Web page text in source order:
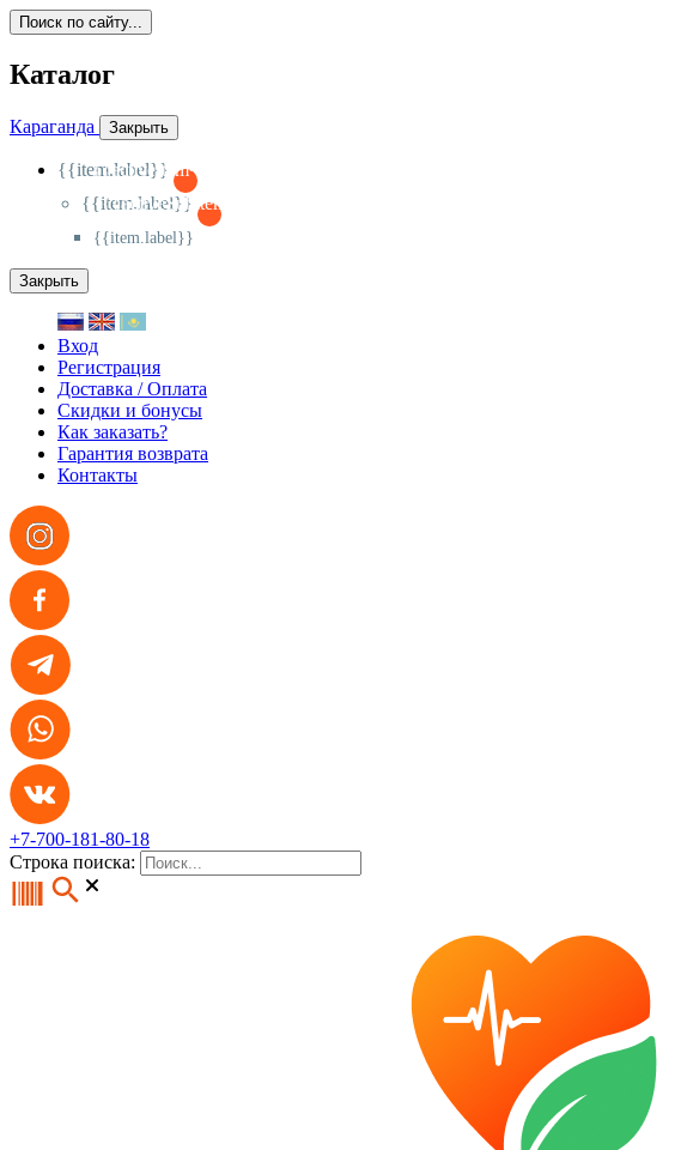
Поиск по сайту...
Каталог
Караганда Закрыть
{{item.label}}
{{activeItem==item.id?'-
{{item.label}}
{{activeSubitem==item.id?'-
{{item.label}}
Закрыть
Вход
Регистрация
Доставка / Оплата
Скидки и бонусы
Как заказать?
Гарантия возврата
Контакты
+7-700-181-80-18
Строка поиска: